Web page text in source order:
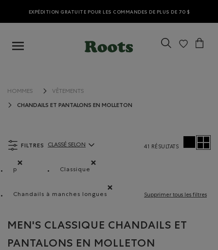
EXPÉDITION GRATUITE POUR LES COMMANDES DE PLUS DE 70 $
HOMMES VÊTEMENTS
CHANDAILS ET PANTALONS EN MOLLETON
FILTRES
p
Classique
Chandails à manches longues
Supprimer tous les filtres
ClassÃ© selon Articles:
CLASSÉ SELON 41 RÉSULTATS
MEN'S CLASSIQUE CHANDAILS ET
PANTALONS EN MOLLETON